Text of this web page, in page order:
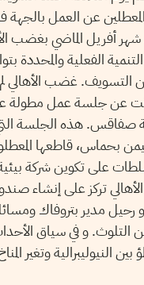
عن العمل بالجهة
أفريل الماضي بغضب
الفعلية والمحددة
غضب الأهالي
عن جلسة عمل
صفاقس. هذه الجلسة
بحماس، قاطعها
على تكوين شركة
تركز على إنشاء
رحيل مدير بتروفاك
عن التلوث. و في سياق
بين النيوليبرالية وتغير